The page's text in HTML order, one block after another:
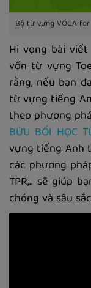
Bộ từ vựng VOCA for
Hi vọng bài
vốn từ vựng
rằng, nếu bạn
từ vựng tiếng
theo phương
BỬU BỐI HỌC
vựng tiếng Anh
các phương
TPR,.. sẽ giúp
chóng và sâu